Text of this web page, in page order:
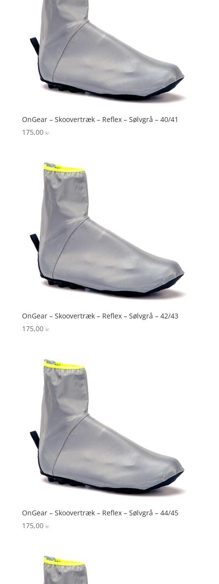
OnGear – Skoovertræk – Reflex – Sølvgrå – 40/41
175,00 kr.
OnGear – Skoovertræk – Reflex – Sølvgrå – 42/43
175,00 kr.
OnGear – Skoovertræk – Reflex – Sølvgrå – 44/45
175,00 kr.